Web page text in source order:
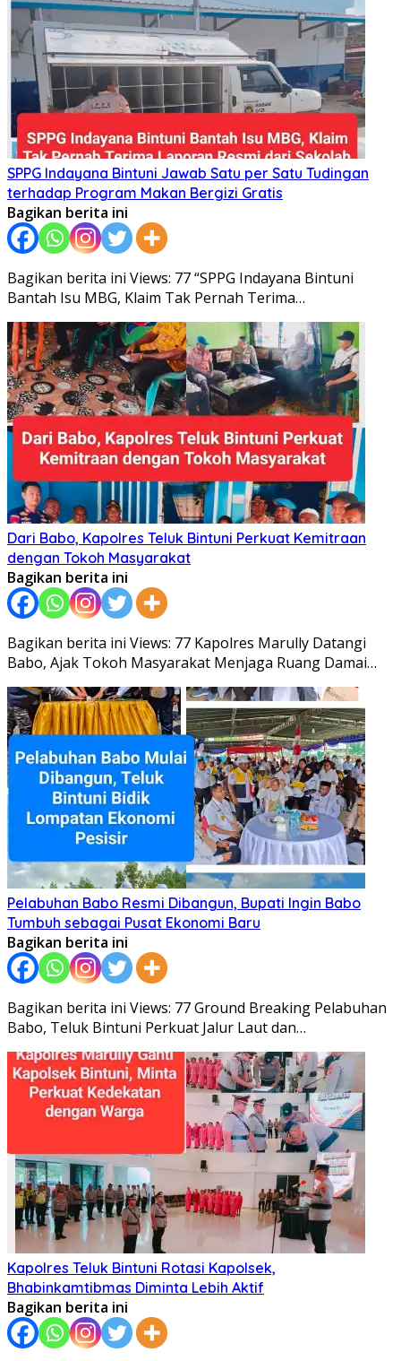
SPPG Indayana Bintuni Jawab Satu per Satu Tudingan
terhadap Program Makan Bergizi Gratis
Bagikan berita ini
Bagikan berita ini Views: 77 “SPPG Indayana Bintuni
Bantah Isu MBG, Klaim Tak Pernah Terima…
Dari Babo, Kapolres Teluk Bintuni Perkuat Kemitraan
dengan Tokoh Masyarakat
Bagikan berita ini
Bagikan berita ini Views: 77 Kapolres Marully Datangi
Babo, Ajak Tokoh Masyarakat Menjaga Ruang Damai…
Pelabuhan Babo Resmi Dibangun, Bupati Ingin Babo
Tumbuh sebagai Pusat Ekonomi Baru
Bagikan berita ini
Bagikan berita ini Views: 77 Ground Breaking Pelabuhan
Babo, Teluk Bintuni Perkuat Jalur Laut dan…
Kapolres Teluk Bintuni Rotasi Kapolsek,
Bhabinkamtibmas Diminta Lebih Aktif
Bagikan berita ini